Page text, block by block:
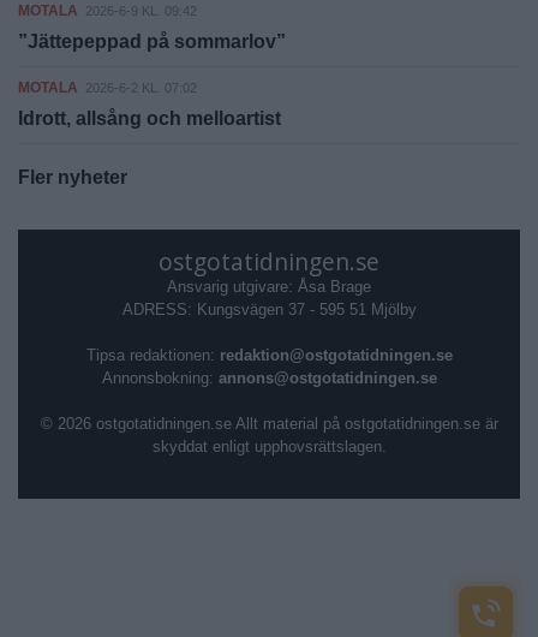
MOTALA 2026-6-9 KL. 09:42
”Jättepeppad på sommarlov”
MOTALA 2026-6-2 KL. 07:02
Idrott, allsång och melloartist
Fler nyheter
ostgotatidningen.se
Ansvarig utgivare: Åsa Brage
ADRESS: Kungsvägen 37 - 595 51 Mjölby
Tipsa redaktionen: redaktion@ostgotatidningen.se
Annonsbokning: annons@ostgotatidningen.se
© 2026 ostgotatidningen.se Allt material på ostgotatidningen.se är
skyddat enligt upphovsrättslagen.